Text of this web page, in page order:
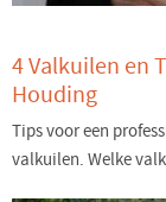
4 Valkuilen en
Houding
Tips voor een
valkuilen. Welke